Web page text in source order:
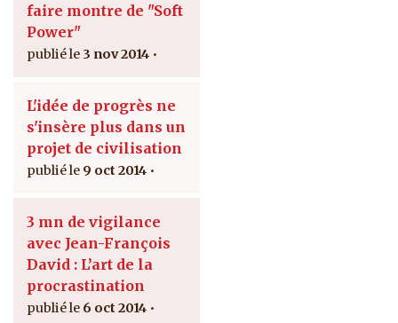
faire montre de "Soft
Power"
3 nov 2014
L'idée de progrès ne
s'insère plus dans un
projet de civilisation
9 oct 2014
3 mn de vigilance
avec Jean-François
David : L’art de la
procrastination
6 oct 2014